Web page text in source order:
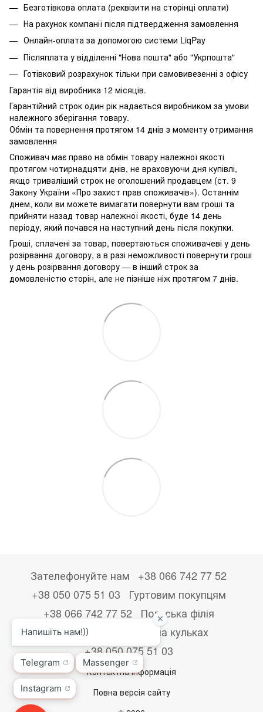
Безготівкова оплата (реквізити на сторінці оплати)
На рахунок компанії після підтвердження замовлення
Онлайн-оплата за допомогою системи LiqPay
Післяплата у відділенні "Нова пошта" або "Укрпошта"
Готівковий розрахунок тільки при самовивезенні з офісу
Гарантія від виробника 12 місяців.
Гарантійний строк один рік надається виробником за умови
належного зберігання товару.
Обмін та повернення протягом 14 днів з моменту отримання
замовлення
Споживач має право на обмін товару належної якості
протягом чотирнадцяти днів, не враховуючи дня купівлі,
якщо триваліший строк не оголошений продавцем (ст. 9
Закону України «Про захист прав споживачів»). Останнім
днем, коли ви можете вимагати повернути вам гроші та
прийняти назад товар належної якості, буде 14 день
періоду, який почався на наступний день після покупки.
Гроші, сплачені за товар, повертаються споживачеві у день
розірвання договору, а в разі неможливості повернути гроші
у день розірвання договору — в інший строк за
домовленістю сторін, але не пізніше ніж протягом 7 днів.
Зателефонуйте нам
+38 066 742 77 52
+38 050 075 51 03
Гуртовим покупцям
+38 066 742 77 52
Польська філія
+48533867723
Друк на кульках
+38 050 075 51 03
Контактна інформація
Повна версія сайту